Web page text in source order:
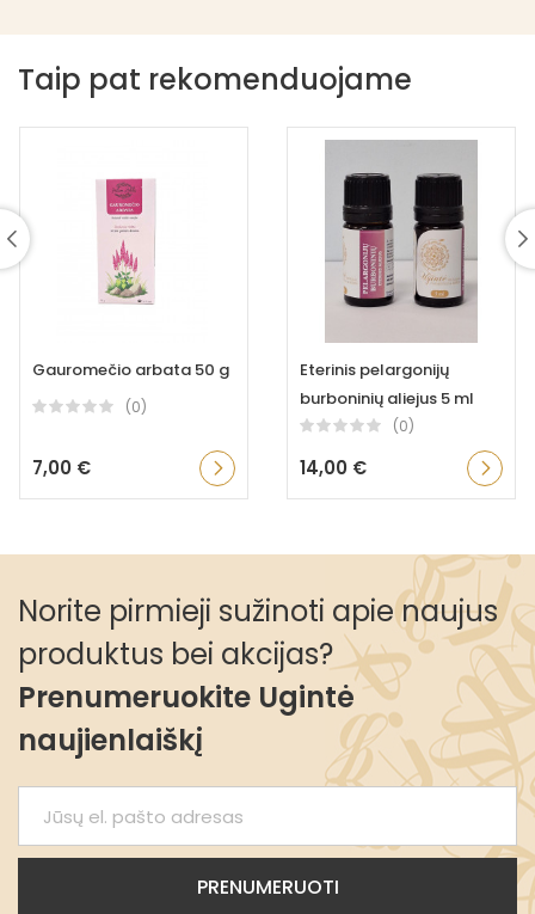
Taip pat rekomenduojame
Gauromečio arbata 50 g
(0)
7,00 €
Eterinis pelargonijų
burboninių aliejus 5 ml
(0)
14,00 €
Norite pirmieji sužinoti apie naujus
produktus bei akcijas?
Prenumeruokite Ugintė
naujienlaiškį